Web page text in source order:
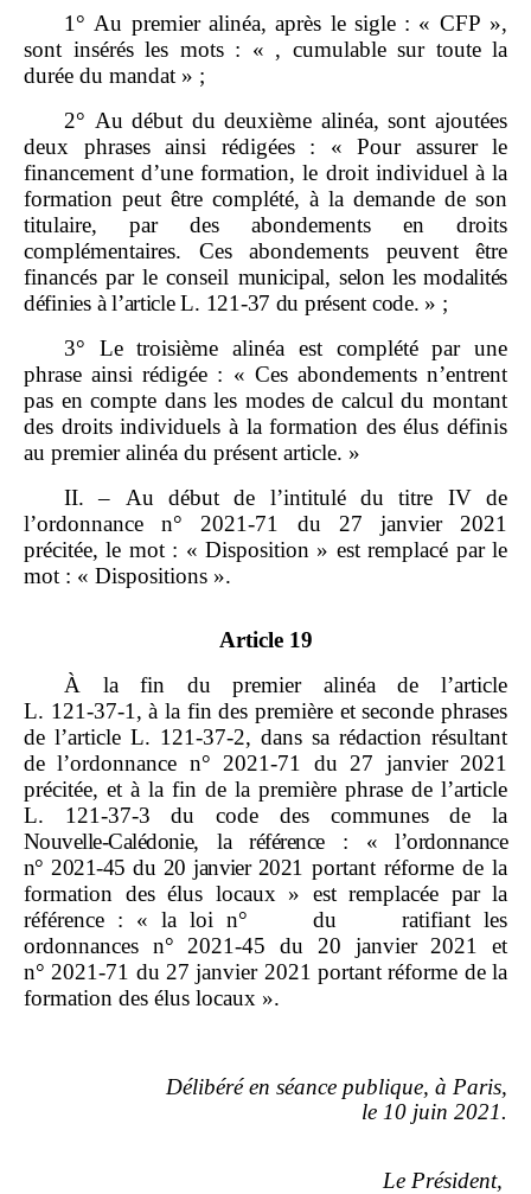
1° Au premier alinéa, après le sigle : « CFP »,
sont insérés les mots : « , cumulable sur toute la
durée du mandat » ;
2° Au début du deuxième alinéa, sont ajoutées
deux phrases ainsi rédigées : « Pour assurer le
financement d’une formation, le droit individuel à la
formation peut être complété, à la demande de son
titulaire, par des abondements en droits
complémentaires. Ces abondements peuvent être
financés par le conseil municipal, selon les modalités
définies à l’article L. 121‑37 du présent code. » ;
3° Le troisième alinéa est complété par une
phrase ainsi rédigée : « Ces abondements n’entrent
pas en compte dans les modes de calcul du montant
des droits individuels à la formation des élus définis
au premier alinéa du présent article. »
II. – Au début de l’intitulé du titre IV de
l’ordonnance n° 2021‑71 du 27 janvier 2021
précitée, le mot : « Disposition » est remplacé par le
mot : « Dispositions ».
Article 19
À la fin du premier alinéa de l’article
L. 121‑37‑1, à la fin des première et seconde phrases
de l’article L. 121‑37‑2, dans sa rédaction résultant
de l’ordonnance n° 2021‑71 du 27 janvier 2021
précitée, et à la fin de la première phrase de l’article
L. 121‑37‑3 du code des communes de la
Nouvelle‑Calédonie, la référence : «
l’ordonnance
n° 2021‑45 du 20 janvier 2021 portant réforme de la
formation des élus locaux » est remplacée par la
référence : « la loi n° du ratifiant les
ordonnances n° 2021‑45 du 20 janvier 2021 et
n° 2021‑71 du 27 janvier 2021 portant réforme de la
formation des élus locaux ».
Délibéré en séance publique, à Paris,
le 10 juin 2021.
Le Président,